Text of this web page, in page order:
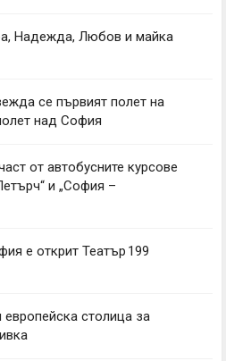
Надежда, Любов и майка
се първият полет на
над София
от автобусните курсове
и „София –
е открит Театър 199
столица за